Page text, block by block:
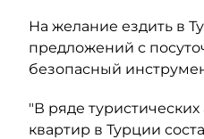
На желание ездить в
предложений с
безопасный
"В ряде
квартир в Турции